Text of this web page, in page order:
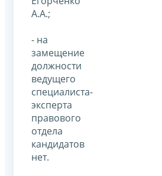
А.А.;
- на
замещение
должности
ведущего
специалиста-
эксперта
правового
отдела
кандидатов
нет.